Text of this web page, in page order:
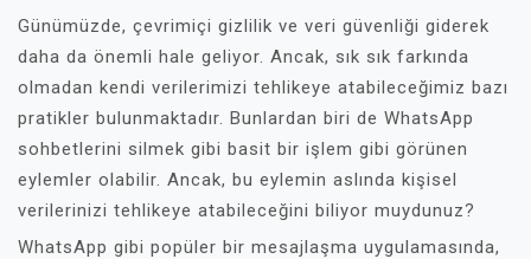
Günümüzde, çevrimiçi gizlilik ve veri güvenliği giderek
daha da önemli hale geliyor. Ancak, sık sık farkında
olmadan kendi verilerimizi tehlikeye atabileceğimiz bazı
pratikler bulunmaktadır. Bunlardan biri de WhatsApp
sohbetlerini silmek gibi basit bir işlem gibi görünen
eylemler olabilir. Ancak, bu eylemin aslında kişisel
verilerinizi tehlikeye atabileceğini biliyor muydunuz?
WhatsApp gibi popüler bir mesajlaşma uygulamasında,